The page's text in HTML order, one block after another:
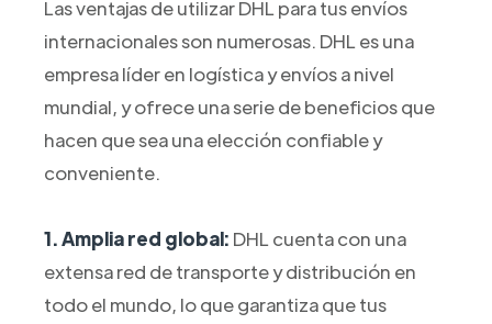
Las ventajas de utilizar DHL para tus envíos
internacionales son numerosas. DHL es una
empresa líder en logística y envíos a nivel
mundial, y ofrece una serie de beneficios que
hacen que sea una elección confiable y
conveniente.
1. Amplia red global: DHL cuenta con una
extensa red de transporte y distribución en
todo el mundo, lo que garantiza que tus